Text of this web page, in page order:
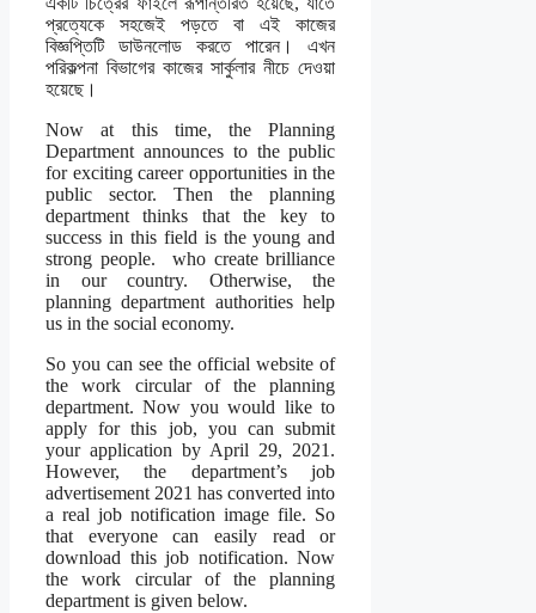
প্রত্যেকে সহজেই পড়তে বা এই কাজের
বিজ্ঞপ্তিটি ডাউনলোড করতে পারেন। এখন
পরিকল্পনা বিভাগের কাজের সার্কুলার নীচে দেওয়া
হয়েছে।
Now at this time, the Planning
Department announces to the public
for exciting career opportunities in the
public sector. Then the planning
department thinks that the key to
success in this field is the young and
strong people. who create brilliance
in our country. Otherwise, the
planning department authorities help
us in the social economy.
So you can see the official website of
the work circular of the planning
department. Now you would like to
apply for this job, you can submit
your application by April 29, 2021.
However, the department’s job
advertisement 2021 has converted into
a real job notification image file. So
that everyone can easily read or
download this job notification. Now
the work circular of the planning
department is given below.